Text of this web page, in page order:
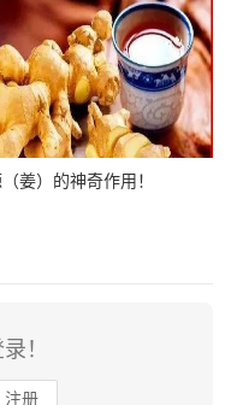
syndrome，GBS)，又称
由病毒感染或感染后以
病。其主要病理改变为
姜）的神奇作用！
！
注册